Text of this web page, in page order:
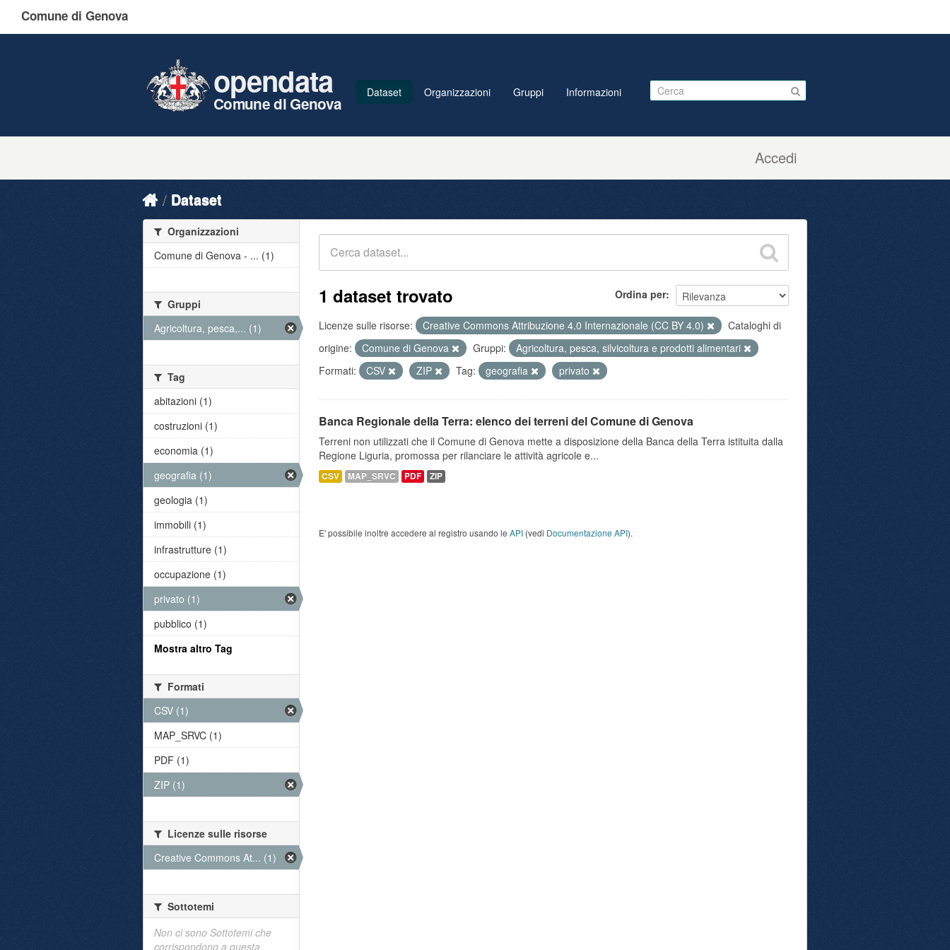
Comune di Genova
Accedi
opendata
Comune di Genova
Dataset Organizzazioni Gruppi Informazioni
Dataset
Ordina per
1 dataset trovato
Licenze sulle risorse: Creative Commons Attribuzione 4.0 Internazionale (CC BY 4.0)
Cataloghi di
origine:
Comune di Genova Gruppi:
Agricoltura, pesca, silvicoltura e prodotti alimentari
Formati:
CSV ZIP Tag: geografia privato
Banca Regionale della Terra: elenco dei terreni del Comune di Genova
Terreni non utilizzati che il Comune di Genova mette a disposizione della Banca della Terra istituita dalla
Regione Liguria, promossa per rilanciare le attività agricole e...
CSV MAP_SRVC PDF ZIP
E' possibile inoltre accedere al registro usando le API (vedi Documentazione API).
Organizzazioni
Comune di Genova - ... (1)
Gruppi
Agricoltura, pesca,... (1)
Tag
abitazioni (1)
costruzioni (1)
economia (1)
geografia (1)
geologia (1)
immobili (1)
infrastrutture (1)
occupazione (1)
privato (1)
pubblico (1)
Mostra altro Tag
Formati
CSV (1)
MAP_SRVC (1)
PDF (1)
ZIP (1)
Licenze sulle risorse
Creative Commons At... (1)
Sottotemi
Non ci sono Sottotemi che
corrispondono a questa